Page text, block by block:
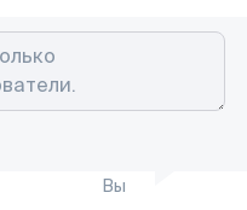
Вы